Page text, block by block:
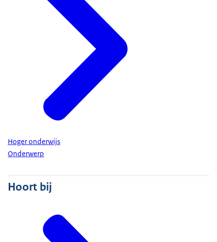
Hoger onderwijs
Onderwerp
Hoort bij